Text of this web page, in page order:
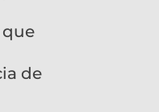
que
de